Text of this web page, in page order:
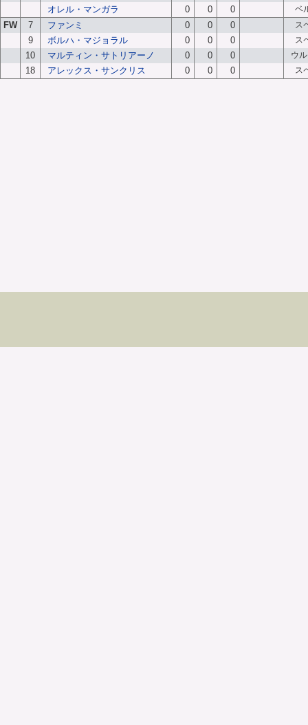
オレル・マンガラ 0 0 0 ベ
FW 7 ファンミ 0 0 0 ス
9 ボルハ・マジョラル 0 0 0 ス
10 マルティン・サトリアーノ 0 0 0 ウ
18 アレックス・サンクリス 0 0 0 ス